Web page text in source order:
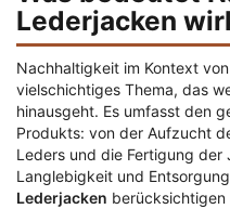
Lederjacken
Nachhaltigkeit im Kontext
vielschichtiges Thema, das
hinausgeht. Es umfasst den
Produkts: von der Aufzucht
Leders und die Fertigung der
Langlebigkeit und
Lederjacken berücksichtigen